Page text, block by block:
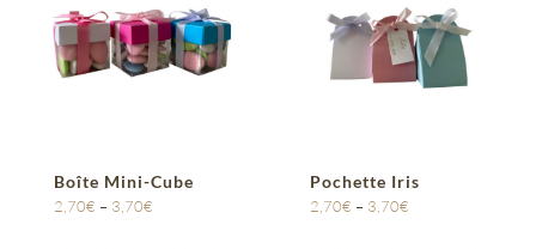
Boîte Mini-Cube
2,70€ – 3,70€
Pochette Iris
2,70€ – 3,70€